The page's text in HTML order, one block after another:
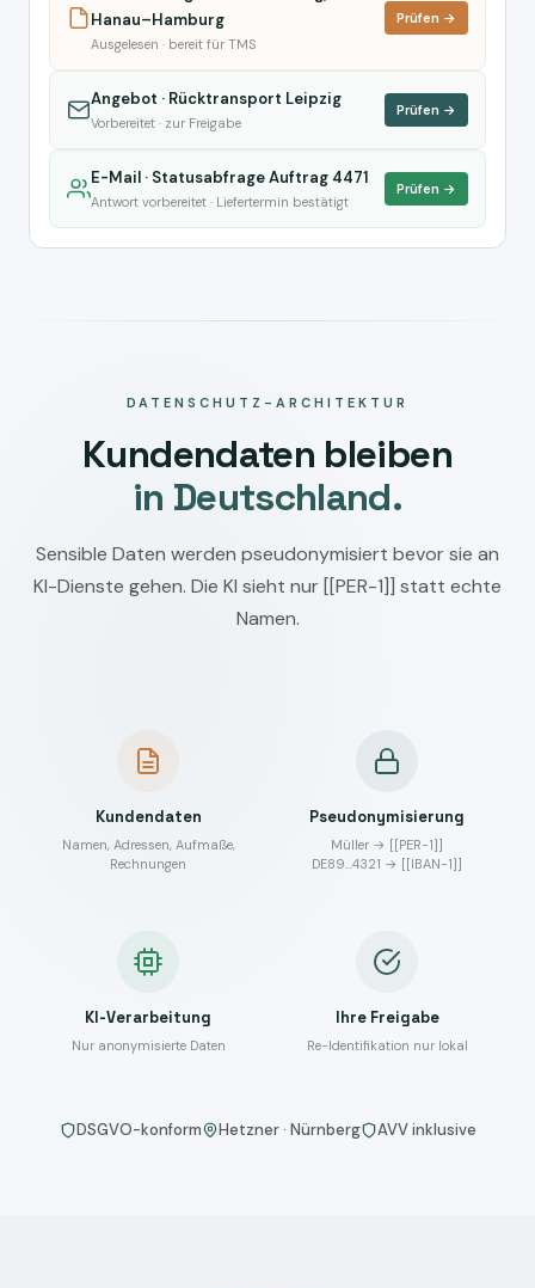
Hanau–Hamburg
Ausgelesen · bereit für TMS
Prüfen →
Angebot · Rücktransport Leipzig
Vorbereitet · zur Freigabe
Prüfen →
E-Mail · Statusabfrage Auftrag 4471
Antwort vorbereitet · Liefertermin bestätigt
Prüfen →
DATENSCHUTZ-ARCHITEKTUR
Kundendaten bleiben
in Deutschland.
Sensible Daten werden pseudonymisiert bevor sie an
KI-Dienste gehen. Die KI sieht nur [[PER-1]] statt echte
Namen.
Kundendaten
Namen, Adressen, Aufmaße,
Rechnungen
Pseudonymisierung
Müller → [[PER-1]]
DE89…4321 → [[IBAN-1]]
KI-Verarbeitung
Nur anonymisierte Daten
Ihre Freigabe
Re-Identifikation nur lokal
DSGVO-konform Hetzner · Nürnberg AVV inklusive